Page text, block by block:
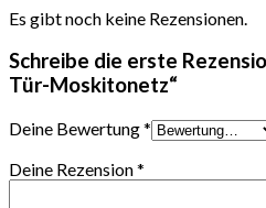
Es gibt noch keine Rezensionen.
Schreibe die erste
Tür-Moskitonetz“
Deine Bewertung*
Deine Rezension*